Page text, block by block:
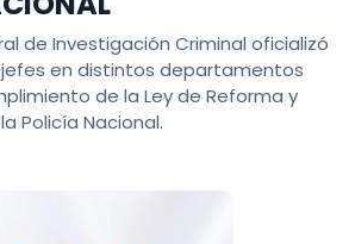
de Investigación Criminal oficializó
en distintos departamentos
de la Ley de Reforma y
Policía Nacional.